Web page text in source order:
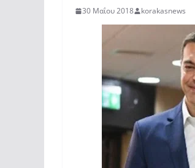
30 Μαΐου 2018 korakasnews